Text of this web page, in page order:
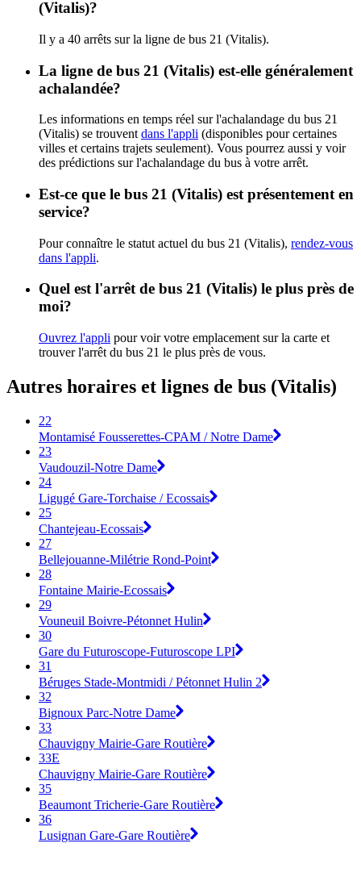
(Vitalis)?
Il y a 40 arrêts sur la ligne de bus 21 (Vitalis).
La ligne de bus 21 (Vitalis) est-elle généralement
achalandée?
Les informations en temps réel sur l'achalandage du bus 21
(Vitalis) se trouvent dans l'appli (disponibles pour certaines
villes et certains trajets seulement). Vous pourrez aussi y voir
des prédictions sur l'achalandage du bus à votre arrêt.
Est-ce que le bus 21 (Vitalis) est présentement en
service?
Pour connaître le statut actuel du bus 21 (Vitalis), rendez-vous
dans l'appli.
Quel est l'arrêt de bus 21 (Vitalis) le plus près de
moi?
Ouvrez l'appli pour voir votre emplacement sur la carte et
trouver l'arrêt du bus 21 le plus près de vous.
Autres horaires et lignes de bus (Vitalis)
22
Montamisé Fousserettes-CPAM / Notre Dame
23
Vaudouzil-Notre Dame
24
Ligugé Gare-Torchaise / Ecossais
25
Chantejeau-Ecossais
27
Bellejouanne-Milétrie Rond-Point
28
Fontaine Mairie-Ecossais
29
Vouneuil Boivre-Pétonnet Hulin
30
Gare du Futuroscope-Futuroscope LPI
31
Béruges Stade-Montmidi / Pétonnet Hulin 2
32
Bignoux Parc-Notre Dame
33
Chauvigny Mairie-Gare Routière
33E
Chauvigny Mairie-Gare Routière
35
Beaumont Tricherie-Gare Routière
36
Lusignan Gare-Gare Routière